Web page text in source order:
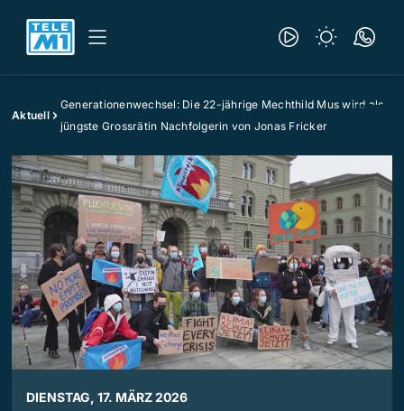
Aktuell
Generationenwechsel: Die 22-jährige Mechthild Mus wird als
jüngste Grossrätin Nachfolgerin von Jonas Fricker
DIENSTAG, 17. MÄRZ 2026